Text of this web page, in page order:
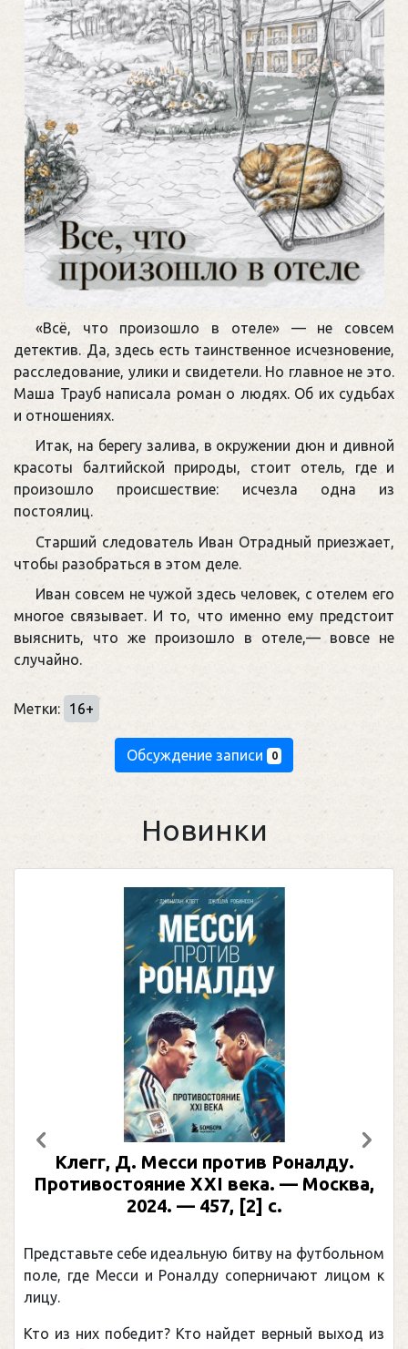
«Всё, что произошло в отеле» — не совсем
детектив. Да, здесь есть таинственное исчезновение,
расследование, улики и свидетели. Но главное не это.
Маша Трауб написала роман о людях. Об их судьбах
и отношениях.
Итак, на берегу залива, в окружении дюн и дивной
красоты балтийской природы, стоит отель, где и
произошло происшествие: исчезла одна из
постоялиц.
Старший следователь Иван Отрадный приезжает,
чтобы разобраться в этом деле.
Иван совсем не чужой здесь человек, с отелем его
многое связывает. И то, что именно ему предстоит
выяснить, что же произошло в отеле,— вовсе не
случайно.
Метки: 16+
Обсуждение записи 0
Новинки
Клегг, Д. Месси против Роналду.
Противостояние XXI века. — Москва,
2024. — 457, [2] с.
Представьте себе идеальную битву на футбольном
поле, где Месси и Роналду соперничают лицом к
лицу.
Кто из них победит? Кто найдет верный выход из
Предыдущий